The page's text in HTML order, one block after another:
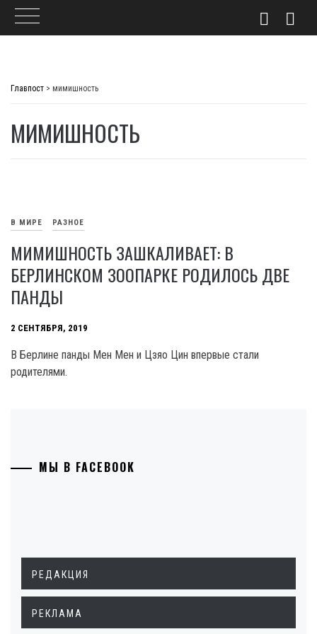
Главпост > мимишность
МИМИШНОСТЬ
В МИРЕ РАЗНОЕ
МИМИШНОСТЬ ЗАШКАЛИВАЕТ: В
БЕРЛИНСКОМ ЗООПАРКЕ РОДИЛОСЬ ДВЕ
ПАНДЫ
2 СЕНТЯБРЯ, 2019
В Берлине панды Мен Мен и Цзяо Цин впервые стали
родителями.
МЫ В FACEBOOK
РЕДАКЦИЯ
РЕКЛАМА